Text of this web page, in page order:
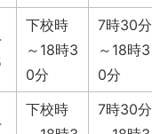
下校時
～18時3
0分
7時30分
～18時3
0分
下校時
7時30分